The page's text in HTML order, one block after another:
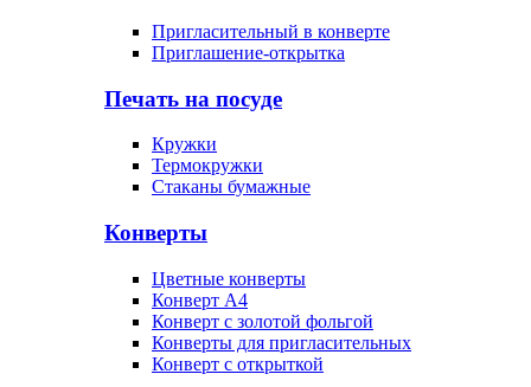
Пригласительный в конверте
Приглашение-открытка
Печать на посуде
Кружки
Термокружки
Стаканы бумажные
Конверты
Цветные конверты
Конверт А4
Конверт с золотой фольгой
Конверты для пригласительных
Конверт с открыткой